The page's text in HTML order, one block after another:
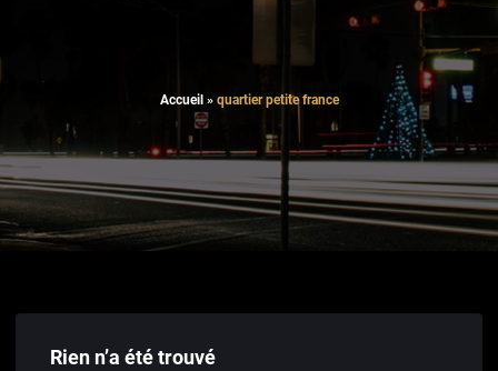
Accueil » quartier petite france
Rien n’a été trouvé